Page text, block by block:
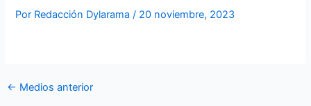
Por Redacción Dylarama/ 20 noviembre, 2023
← Medios anterior